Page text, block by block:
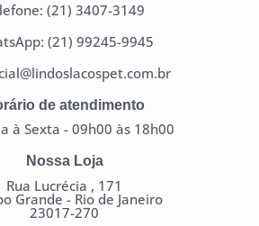
(21) 3407-3149
(21) 99245-9945
de atendimento
à Sexta - 09h00 às 18h00
Nossa Loja
Rua Lucrécia , 171
Grande - Rio de Janeiro
23017-270